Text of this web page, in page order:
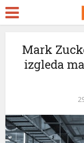
Mark
izgleda